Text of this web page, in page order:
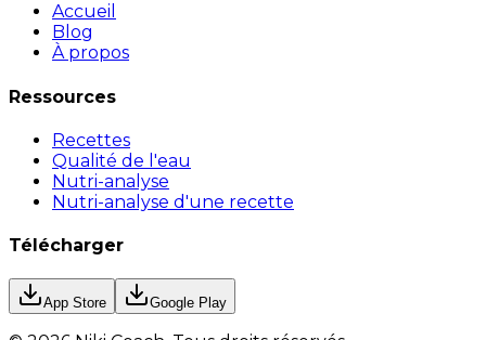
Accueil
Blog
À propos
Ressources
Recettes
Qualité de l'eau
Nutri-analyse
Nutri-analyse d'une recette
Télécharger
App Store Google Play